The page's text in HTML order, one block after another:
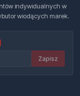
indywidualnych w
wiodących marek.
Zapisz